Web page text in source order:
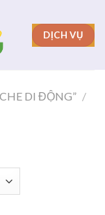
DỊCH VỤ
DI ĐỘNG” /